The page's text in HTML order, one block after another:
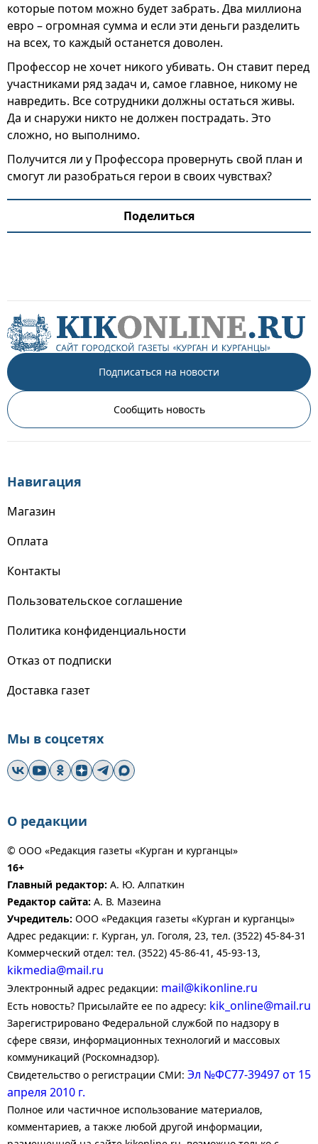
которые потом можно будет забрать. Два миллиона
евро – огромная сумма и если эти деньги разделить
на всех, то каждый останется доволен.
Профессор не хочет никого убивать. Он ставит перед
участниками ряд задач и, самое главное, никому не
навредить. Все сотрудники должны остаться живы.
Да и снаружи никто не должен пострадать. Это
сложно, но выполнимо.
Получится ли у Профессора провернуть свой план и
смогут ли разобраться герои в своих чувствах?
Поделиться
Подписаться на новости
Сообщить новость
Навигация
Магазин
Оплата
Контакты
Пользовательское соглашение
Политика конфиденциальности
Отказ от подписки
Доставка газет
Мы в соцсетях
О редакции
© ООО «Редакция газеты «Курган и курганцы»
16+
Главный редактор: А. Ю. Алпаткин
Редактор сайта: А. В. Мазеина
Учредитель: ООО «Редакция газеты «Курган и курганцы»
Адрес редакции: г. Курган, ул. Гоголя, 23, тел. (3522) 45-84-31
Коммерческий отдел: тел. (3522) 45-86-41, 45-93-13,
kikmedia@mail.ru
Электронный адрес редакции: mail@kikonline.ru
Есть новость? Присылайте ее по адресу: kik_online@mail.ru
Зарегистрировано Федеральной службой по надзору в
сфере связи, информационных технологий и массовых
коммуникаций (Роскомнадзор).
Свидетельство о регистрации СМИ: Эл №ФС77-39497 от 15
апреля 2010 г.
Полное или частичное использование материалов,
комментариев, а также любой другой информации,